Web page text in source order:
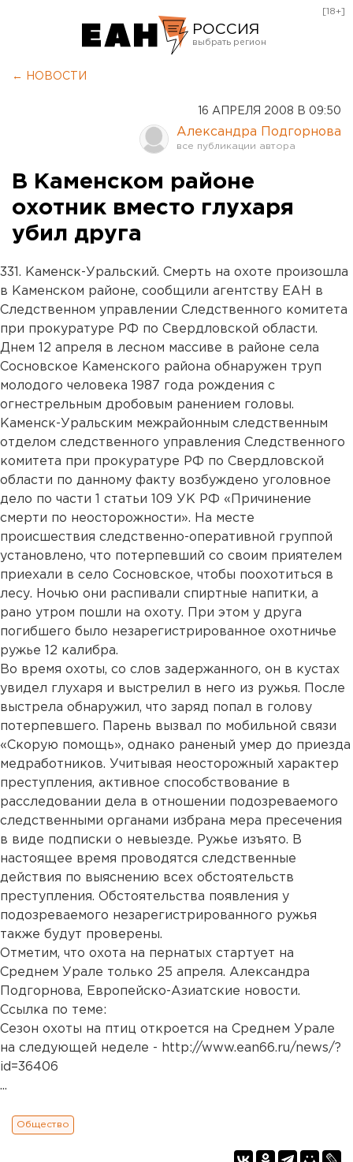
РОССИЯ
Оренбург
[18+]
← НОВОСТИ
16 АПРЕЛЯ 2008 В 09:50
Александра Подгорнова
В Каменском районе
охотник вместо глухаря
убил друга
331. Каменск-Уральский. Смерть на охоте произошла
в Каменском районе, сообщили агентству ЕАН в
Следственном управлении Следственного комитета
при прокуратуре РФ по Свердловской области.
Днем 12 апреля в лесном массиве в районе села
Сосновское Каменского района обнаружен труп
молодого человека 1987 года рождения с
огнестрельным дробовым ранением головы.
Каменск-Уральским межрайонным следственным
отделом следственного управления Следственного
комитета при прокуратуре РФ по Свердловской
области по данному факту возбуждено уголовное
дело по части 1 статьи 109 УК РФ «Причинение
смерти по неосторожности». На месте
происшествия следственно-оперативной группой
установлено, что потерпевший со своим приятелем
приехали в село Сосновское, чтобы поохотиться в
лесу. Ночью они распивали спиртные напитки, а
рано утром пошли на охоту. При этом у друга
погибшего было незарегистрированное охотничье
ружье 12 калибра.
Во время охоты, со слов задержанного, он в кустах
увидел глухаря и выстрелил в него из ружья. После
выстрела обнаружил, что заряд попал в голову
потерпевшего. Парень вызвал по мобильной связи
«Скорую помощь», однако раненый умер до приезда
медработников. Учитывая неосторожный характер
преступления, активное способствование в
расследовании дела в отношении подозреваемого
следственными органами избрана мера пресечения
в виде подписки о невыезде. Ружье изъято. В
настоящее время проводятся следственные
действия по выяснению всех обстоятельств
преступления. Обстоятельства появления у
подозреваемого незарегистрированного ружья
также будут проверены.
Отметим, что охота на пернатых стартует на
Среднем Урале только 25 апреля. Александра
Подгорнова, Европейско-Азиатские новости.
Ссылка по теме:
Сезон охоты на птиц откроется на Среднем Урале
на следующей неделе - http://www.ean66.ru/news/?
id=36406
...
Общество